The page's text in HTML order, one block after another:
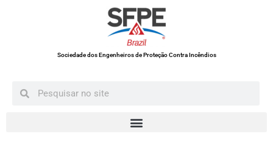
Sociedade dos Engenheiros de Proteção Contra Incêndios